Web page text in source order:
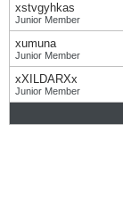
xstvgyhkas
Junior Member
xumuna
Junior Member
xXILDARXx
Junior Member